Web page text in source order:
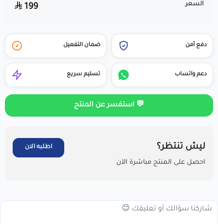
السعر 199
دفع آمن ضمان التفعيل
دعم واتساب تسليم سريع
💬 استفسر عن المنتج
ليش تنتظر؟
احصل على المنتج مباشرة الآن
اطلبه الان